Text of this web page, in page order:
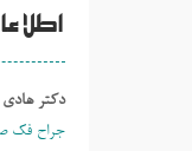
دکتر
جراح فک